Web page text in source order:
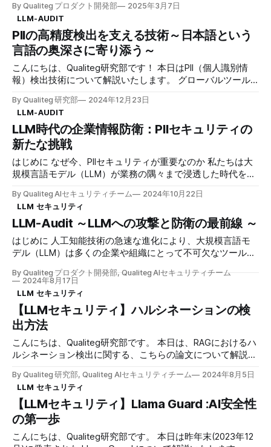
す。 なぜ今、AIの「監視役」が必要なのか 2025年、私たち
は本格的なAIエージェント時代の入り口に立っています。AI
が単なるツールから、自律的に判断し行動する「エージェン
ト」へと進化する中で、新たな課題が浮上しています。 従
来のAIとエージェント型AIの違い さて、ガーディアンエージ
ェントが必要になる理由として、生成AI（以後AIと呼びま
す）の急速な進化があげられます。従来のAIとエージェント
PII検出アプローチをご紹介しました。今回は、これらの技術
を搭載した LLM-Audit™ PII Protector が実際のLLM活用シー
ンでどのように動いているのか、実際のプロダクト処理の観
点で、もう一歩踏み込んで解説します。 ファイルの中に潜
む、見えないPII LLM Audit™ PII Protectorをご紹介した際、多
くの方から「テキスト入力のPII検出は分かったけど、ファイ
ルをまるごとLLMに投げる場合はどうなるの？」というご質
問をいただきました。 確かに現在のLLM活用は、単純なテキ
スト入力から、PowerPoint、Excel、PDF、画像ファイルな
ます。「この提案書を要約して」「このExcelから傾向を分
析して」といった使い方が当たり前になってきました。
PowerPointの「スピーカーノート」を見たことがあります
か？
By Qualiteg プロダクト開発部 2025年3月7日
LLM-AUDIT
PIIの高精度検出を支える技術～日本語という
言語の奥深さに寄り添う～
こんにちは、Qualiteg研究部です！ 本日はPII（個人識別情
報）検出技術について解説いたします。 グローバルツール
です。 GDPR、CCPA、そして日本の改正個人情報保護法な
ど、世界中で規制が強化される中、多くの優れたPII（個人識
別情報）検出ツールが研究・開発されていますが、日本語を
中心としたビジネスシーンで利用しようとすると「おや？」
っとなることが多く割と無視できない規模の追加開発、特別
対応による追加工数が発生することがあります。なぜなら、
それらツールは英語（および英語文化圏）を中心に設計され
ており、スペック上は日本語も対応言語の１つとして挙げら
れておりますがきめ細やかな対応が後手にまわることが多い
です。 当然ですが言語には固有の文化と構造があり日本語
は、その独特な文字体系と文化的背景により、特別なアプロ
ーチが必要となるシーンが存在しています。 私たちが開発
している日本語特化型PII検出技術は、グローバルに採用され
深く寄り添うことで、日本企業により実用的なソリュ
By Qualiteg 研究部 2024年12月23日
LLM-AUDIT
LLM時代の企業情報防衛：PIIセキュリティの
新たな挑戦
はじめに なぜ今、PIIセキュリティが重要なのか 私たちは大
規模言語モデル（LLM）が業務の隅々まで浸透した時代を生
は、もはや実験的な技術ではなく、日常業務に欠かせないイ
ンフラとなりました。しかし、この便利さの裏側で、企業の
個人識別情報（PII）は前例のない脅威にさらされています。
従来のセキュリティ対策では想定していなかった「AIへの情
報漏洩」という新たなリスクが生まれ、企業は情報防衛戦略
の根本的な見直しを迫られています。 PIIとは何か ～生成AI
＆LLM時代の再定義～ 従来のPII定義 個人識別情報
（Personal Identifiable Information）は、単独または他の情
報と組み合わせることで特定の個人を識別できる情報を指し
ます。 たとえば、従来は以下のような情報が主な対象でし
た * 直接識別子：氏名、住所、電話番号、メールアドレス、
マイナンバー * 間接識別子：生年月日、職業、勤務先、IPア
ドレス * 機密情報：医療記録、金融情報、生体認証データ
LLM時
By Qualiteg AIセキュリティチーム 2024年10月22日
LLM セキュリティ
LLM-Audit ～LLMへの攻撃と防衛の最前線 ～
はじめに 人工知能技術の急速な進化により、大規模言語モ
デル（LLM）は多くの企業や組織にとって不可欠なツールと
ど、LLMの応用範囲は日々拡大し、ビジネスプロセスの効率
化や創造的タスクの支援など、幅広い分野で革新をもたらし
ています。しかし、この革新的な技術の普及に伴い、新たな
セキュリティリスクも浮上しており、企業はこれらのリスク
に対する適切な対策を講じる必要に迫られています。 本記
事では、当社が開発したLLMセキュリティソリューション
「LLM-Audit」をご紹介します。LLM-Auditは、LLMの入力と
出力を徹底的に監査し、セキュリティリスクを最小限に抑え
る包括的なセキュリティ＆セーフティ実現ソリューションで
す。 従来のセキュリティ対策では対応が難しいLLM特有の脆
弱性や、日本語環境特有の課題に対しても高度な保護を提供
します。 動画 本記事の内容はこちらの動画でもご覧いただ
けます。 LLMセキュリティの重要性 LLMのセキュリティ管
理が不十分な場合、企業は深刻な結果に直面する可能性があ
By Qualiteg プロダクト開発部, Qualiteg AIセキュリティチーム
2024年8月17日
LLM セキュリティ
【LLMセキュリティ】ハルシネーションの検
出方法
こんにちは、Qualiteg研究部です。 本日は、RAGにおけるハ
ルシネーション検出に関する、こちらの論文について解説を
をしてみたいと思います。 "Lynx: An Open Source
Hallucination Evaluation Model"
https://arxiv.org/pdf/2407.08488 概要 LYNXという、
RAG(Retrieval Augmented Generation) システムにおいて参
照なしで高品質なハルシネーション検出が可能なオープンソ
ースのLLMの構築方法、仕組みに関する論文です。 RAGシー
By Qualiteg 研究部, Qualiteg AIセキュリティチーム 2024年8月5日
LLM セキュリティ
【LLMセキュリティ】Llama Guard :AI安全性
の第一歩
こんにちは、Qualiteg研究部です。 本日は昨年末(2023年12